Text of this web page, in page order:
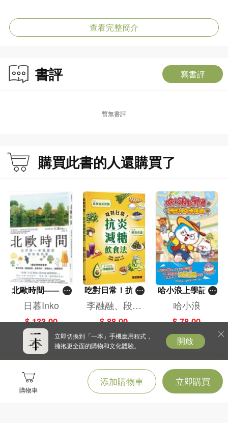
購物車
添加購物車 立即購買
諸葛亮成功率領蜀軍在赤壁之戰大勝曹操後，繼續為劉備獻計，力圖興復漢室。
助蜀國穩佔天下三分的一席位？最後又能否協助君主完成一統天下的大業？在與
周瑜，司馬懿等的鬥智中，又使出哪些傳頌千古的計謀？
劉備是漢景帝的後裔，早年雖家境貧困，但胸懷大志，拜師大儒盧植門下。一直
苦無機會一展抱負的劉備，與關羽、張飛結拜為兄弟後，得二人襄助，終立下戰
何運用個人魅力成就大業的？
《三國風雲人物傳4:劉備的禮賢德治》
劉備在接掌徐州後，卻因誤信呂布而被奪走徐州的控制權，再度顛沛流離。劉備
除奸救帝不遂，更引起曹操的猜忌之心，故先後投奔袁紹、劉表。連連失利，劉
備求賢心切，決定三顧茅廬，終打動諸葛亮出山輔助。得到智囊的出謀獻策，劉
備是否從此如魚得水？他最終又能否實現復興漢室的宏願？
《三國風雲人物傳5:亂世梟雄曹操》
曹操出生於高官世家，自小看似放浪形骸，但其實一心要挽救漢室。入仕後，他
雷厲風行，推五色棒嚴懲犯人、向靈帝上書、大舉消滅數萬黃巾軍。
查看完整簡介
書評 寫書評
暫無書評
購買此書的人還購買了
北歐時間——世
界第一幸福國度
教會我的事
日暮Inko
$ 133.00
吃對日常！抗炎
減糖飲食法
李融融、段佳
麗,黃梨煜、顧
$ 88.00
哈小浪上學記(1
3)——逃出神奇
博物館
哈小浪
$ 78.00
立即切換到「一本」手機應用程式，
擁抱更全面的購物和文化體驗。
開啟